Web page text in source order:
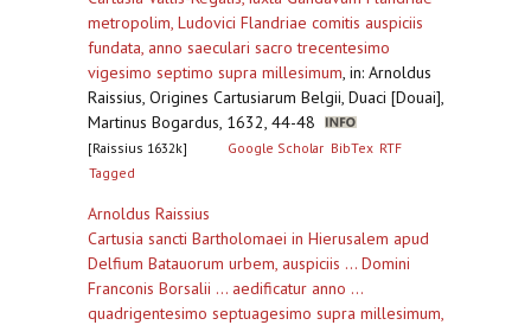
metropolim, Ludovici Flandriae comitis auspiciis
fundata, anno saeculari sacro trecentesimo
vigesimo septimo supra millesimum, in: Arnoldus
Raissius, Origines Cartusiarum Belgii, Duaci [Douai],
Martinus Bogardus, 1632, 44-48
[Raissius 1632k] Google Scholar BibTex RTF
Tagged
Arnoldus Raissius
Cartusia sancti Bartholomaei in Hierusalem apud
Delfium Batauorum urbem, auspiciis ... Domini
Franconis Borsalii ... aedificatur anno ...
quadrigentesimo septuagesimo supra millesimum,